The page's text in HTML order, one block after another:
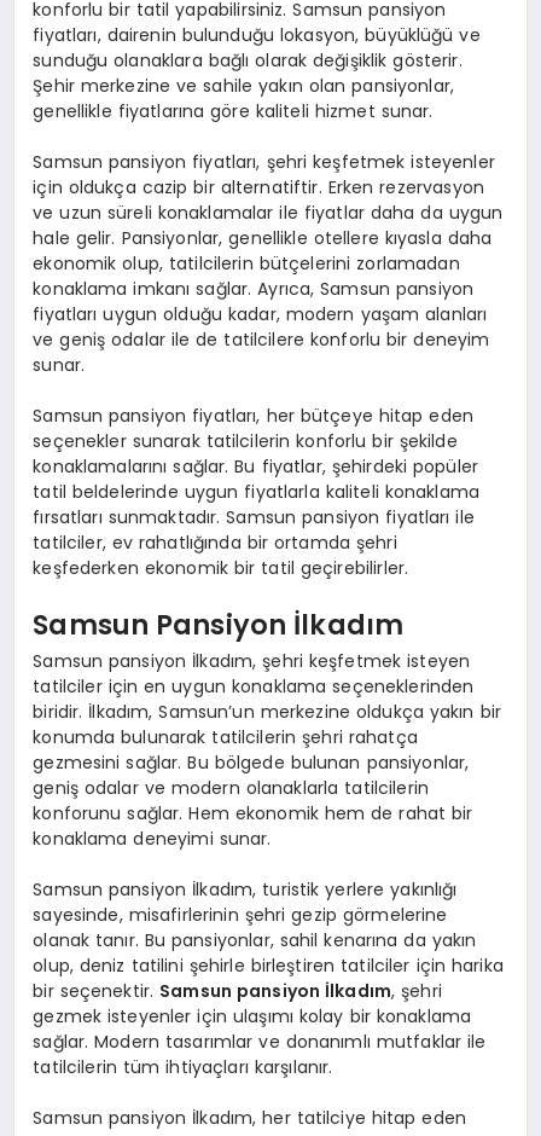
konforlu bir tatil yapabilirsiniz. Samsun pansiyon
fiyatları, dairenin bulunduğu lokasyon, büyüklüğü ve
sunduğu olanaklara bağlı olarak değişiklik gösterir.
Şehir merkezine ve sahile yakın olan pansiyonlar,
genellikle fiyatlarına göre kaliteli hizmet sunar.
Samsun pansiyon fiyatları, şehri keşfetmek isteyenler
için oldukça cazip bir alternatiftir. Erken rezervasyon
ve uzun süreli konaklamalar ile fiyatlar daha da uygun
hale gelir. Pansiyonlar, genellikle otellere kıyasla daha
ekonomik olup, tatilcilerin bütçelerini zorlamadan
konaklama imkanı sağlar. Ayrıca, Samsun pansiyon
fiyatları uygun olduğu kadar, modern yaşam alanları
ve geniş odalar ile de tatilcilere konforlu bir deneyim
sunar.
Samsun pansiyon fiyatları, her bütçeye hitap eden
seçenekler sunarak tatilcilerin konforlu bir şekilde
konaklamalarını sağlar. Bu fiyatlar, şehirdeki popüler
tatil beldelerinde uygun fiyatlarla kaliteli konaklama
fırsatları sunmaktadır. Samsun pansiyon fiyatları ile
tatilciler, ev rahatlığında bir ortamda şehri
keşfederken ekonomik bir tatil geçirebilirler.
Samsun Pansiyon İlkadım
Samsun pansiyon İlkadım, şehri keşfetmek isteyen
tatilciler için en uygun konaklama seçeneklerinden
biridir. İlkadım, Samsun’un merkezine oldukça yakın bir
konumda bulunarak tatilcilerin şehri rahatça
gezmesini sağlar. Bu bölgede bulunan pansiyonlar,
geniş odalar ve modern olanaklarla tatilcilerin
konforunu sağlar. Hem ekonomik hem de rahat bir
konaklama deneyimi sunar.
Samsun pansiyon İlkadım, turistik yerlere yakınlığı
sayesinde, misafirlerinin şehri gezip görmelerine
olanak tanır. Bu pansiyonlar, sahil kenarına da yakın
olup, deniz tatilini şehirle birleştiren tatilciler için harika
bir seçenektir. Samsun pansiyon İlkadım, şehri
gezmek isteyenler için ulaşımı kolay bir konaklama
sağlar. Modern tasarımlar ve donanımlı mutfaklar ile
tatilcilerin tüm ihtiyaçları karşılanır.
Samsun pansiyon İlkadım, her tatilciye hitap eden